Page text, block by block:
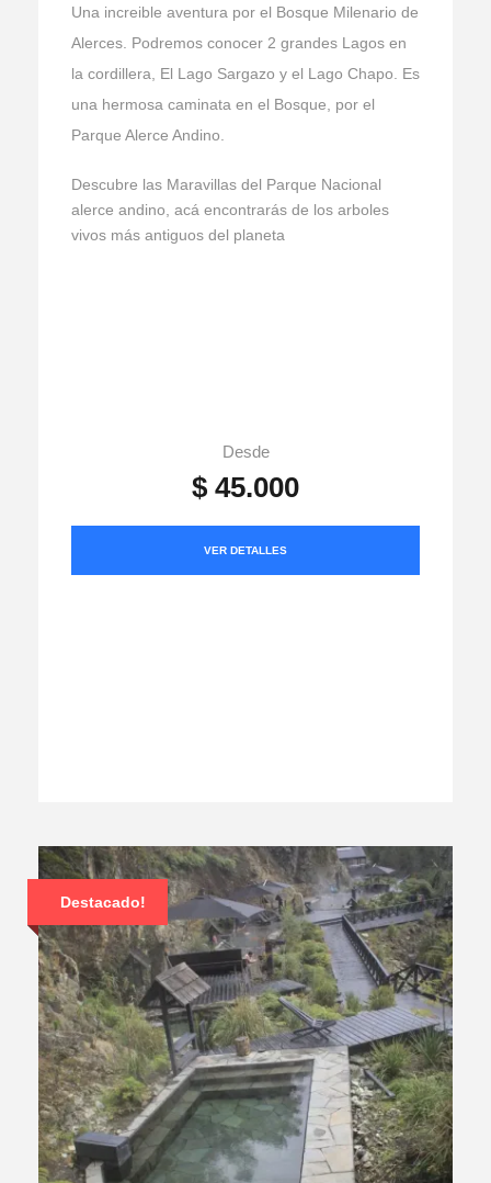
Una increible aventura por el Bosque Milenario de
Alerces. Podremos conocer 2 grandes Lagos en
la cordillera, El Lago Sargazo y el Lago Chapo. Es
una hermosa caminata en el Bosque, por el
Parque Alerce Andino.
Descubre las Maravillas del Parque Nacional
alerce andino, acá encontrarás de los arboles
vivos más antiguos del planeta
Desde
$ 45.000
VER DETALLES
Destacado!